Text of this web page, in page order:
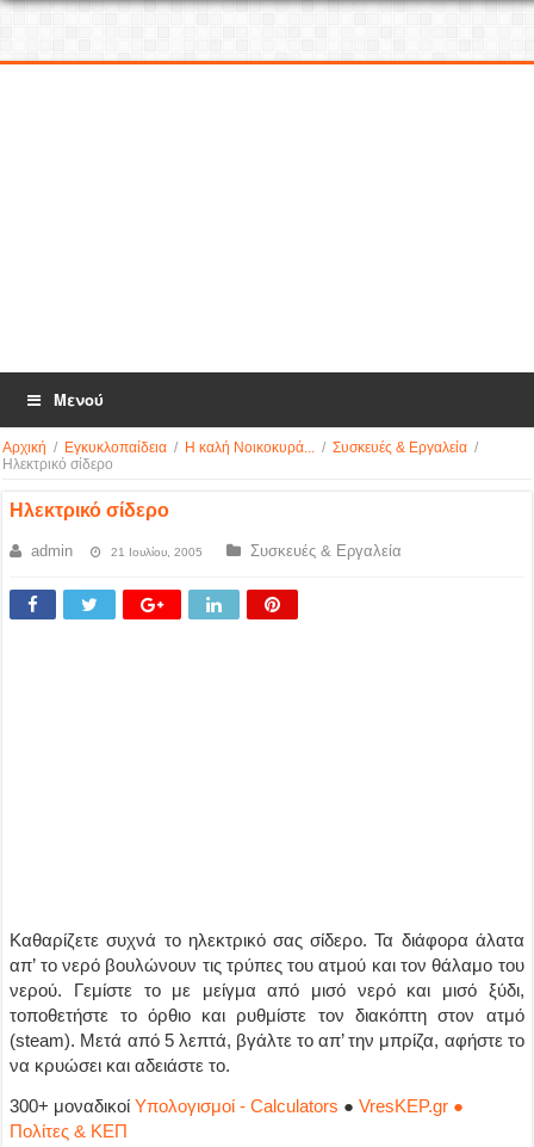
Μενού
Αρχική / Εγκυκλοπαίδεια / Η καλή Νοικοκυρά... / Συσκευές & Εργαλεία /
Ηλεκτρικό σίδερο
Ηλεκτρικό σίδερο
admin 21 Ιουλίου, 2005 Συσκευές & Εργαλεία
Καθαρίζετε συχνά το ηλεκτρικό σας σίδερο. Τα διάφορα άλατα
απ’ το νερό βουλώνουν τις τρύπες του ατμού και τον θάλαμο του
νερού. Γεμίστε το με μείγμα από μισό νερό και μισό ξύδι,
τοποθετήστε το όρθιο και ρυθμίστε τον διακόπτη στον ατμό
(steam). Μετά από 5 λεπτά, βγάλτε το απ’ την μπρίζα, αφήστε το
να κρυώσει και αδειάστε το.
300+ μοναδικοίΥπολογισμοί - Calculators ●VresKEP.gr ●
Πολίτες & ΚΕΠ